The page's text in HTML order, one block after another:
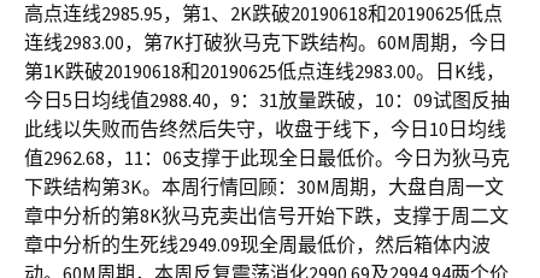
高点连线2985.95，第1、2K跌破20190618和20190625低点
连线2983.00，第7K打破狄马克下跌结构。60M周期，今日
第1K跌破20190618和20190625低点连线2983.00。日K线，
今日5日均线值2988.40，9：31放量跌破，10：09试图反抽
此线以失败而告终然后失守，收盘于线下，今日10日均线
值2962.68，11：06支撑于此现全日最低价。今日为狄马克
下跌结构第3K。本周行情回顾：30M周期，大盘自周一文
章中分析的第8K狄马克卖出信号开始下跌，支撑于周二文
章中分析的生死线2949.09现全周最低价，然后箱体内波
动。60M周期，本周反复震荡消化2990.69及2994.94两个价